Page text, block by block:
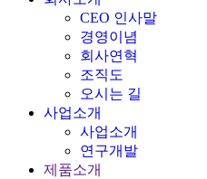
CEO 인사말
경영이념
회사연혁
조직도
오시는 길
사업소개
사업소개
연구개발
제품소개